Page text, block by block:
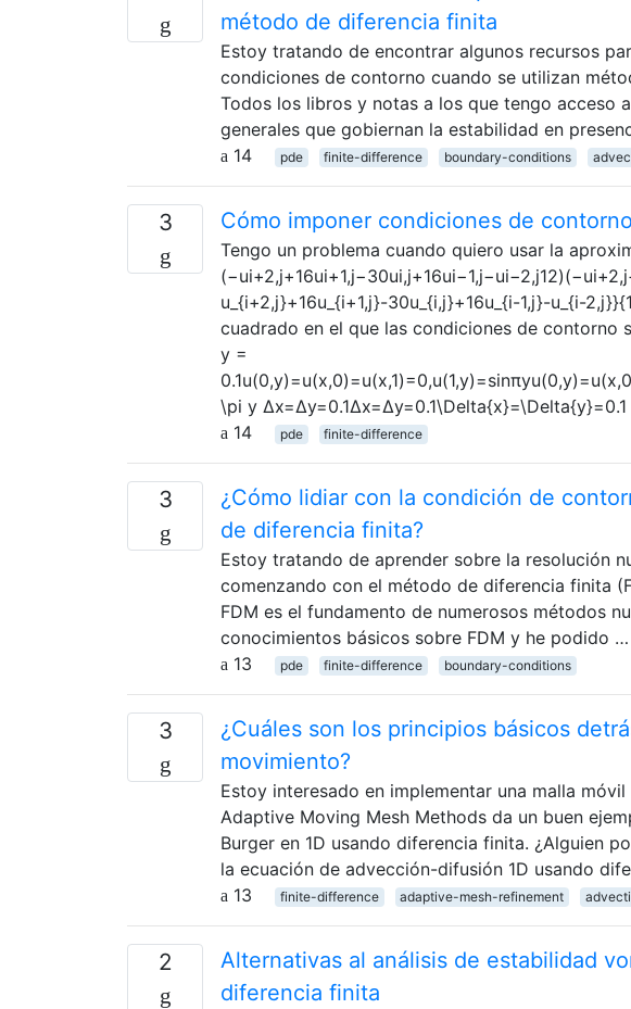
método de diferencia finita
Estoy tratando de encontrar algunos recursos
condiciones de contorno cuando se utilizan
Todos los libros y notas a los que tengo acceso
generales que gobiernan la estabilidad en
14
pde finite-difference boundary-conditions
3 Cómo imponer condiciones de
Tengo un problema cuando quiero usar la
u_{i+2,j}+16u_{i+1,j}-30u_{i,j}+16u_{i-1,j}-u_{i-
cuadrado en el que las condiciones de
y =
\pi y
14
pde finite-difference
3
¿Cómo lidiar con la condición de
de diferencia finita?
Estoy tratando de aprender sobre la resolución
comenzando con el método de diferencia finita
FDM es el fundamento de numerosos métodos
conocimientos básicos sobre FDM y he podido …
13
pde finite-difference boundary-conditions
3
¿Cuáles son los principios básicos
movimiento?
Estoy interesado en implementar una malla
Adaptive Moving Mesh Methods da un buen
Burger en 1D usando diferencia finita. ¿Alguien
la ecuación de advección-difusión 1D usando
13
finite-difference adaptive-mesh-refinement
2
Alternativas al análisis de estabilidad
diferencia finita